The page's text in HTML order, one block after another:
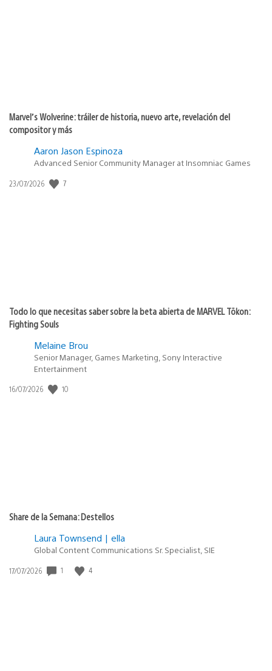
Marvel’s Wolverine: tráiler de historia, nuevo arte, revelación del
compositor y más
Aaron Jason Espinoza
Advanced Senior Community Manager at Insomniac Games
Fecha
23/07/2026 7
Todo lo que necesitas saber sobre la beta abierta de MARVEL Tōkon:
Fighting Souls
Melaine Brou
Senior Manager, Games Marketing, Sony Interactive
Entertainment
Fecha
16/07/2026 10
Share de la Semana: Destellos
Laura Townsend | ella
Global Content Communications Sr. Specialist, SIE
Fecha
17/07/2026 1 4